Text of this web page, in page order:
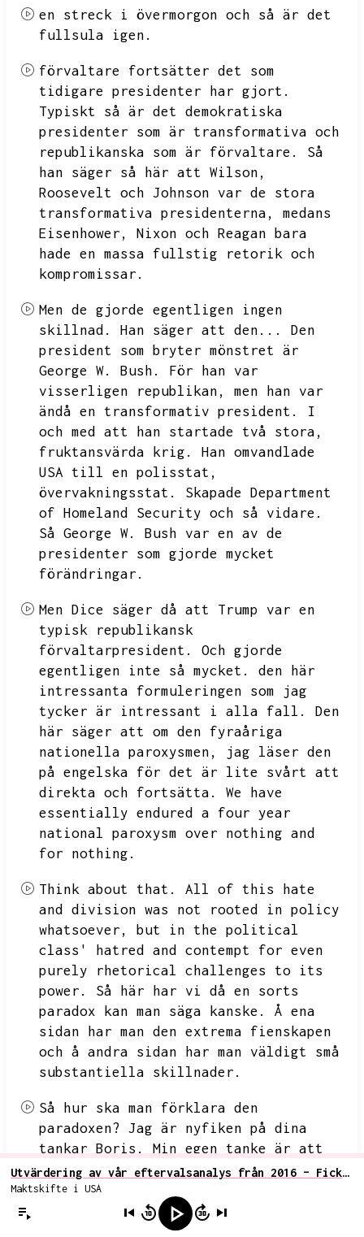
en streck i övermorgon och så är det
fullsula igen.
förvaltare fortsätter det som
tidigare presidenter har gjort.
Typiskt så är det demokratiska
presidenter som är transformativa och
republikanska som är förvaltare.
Så
han säger så här att Wilson,
Roosevelt och Johnson var de stora
transformativa presidenterna,
medans
Eisenhower,
Nixon och Reagan bara
hade en massa fullstig retorik och
kompromissar.
Men de gjorde egentligen ingen
skillnad.
Han säger att den...
Den
president som bryter mönstret är
George W.
Bush.
För han var
visserligen republikan,
men han var
ändå en transformativ president.
I
och med att han startade två stora,
fruktansvärda krig.
Han omvandlade
USA till en polisstat,
övervakningsstat.
Skapade Department
of Homeland Security och så vidare.
Så George W.
Bush var en av de
presidenter som gjorde mycket
förändringar.
Men Dice säger då att Trump var en
typisk republikansk
förvaltarpresident.
Och gjorde
egentligen inte så mycket.
den här
intressanta formuleringen som jag
tycker är intressant i alla fall.
Den
här säger att om den fyraåriga
nationella paroxysmen,
jag läser den
på engelska för det är lite svårt att
direkta och fortsätta.
We have
essentially endured a four year
national paroxysm over nothing and
for nothing.
Think about that.
All of this hate
and division was not rooted in policy
whatsoever,
but in the political
class'
hatred and contempt for even
purely rhetorical challenges to its
power.
Så här har vi då en sorts
paradox kan man säga kanske.
Å ena
sidan har man den extrema fienskapen
och å andra sidan har man väldigt små
substantiella skillnader.
Så hur ska man förklara den
paradoxen? Jag är nyfiken på dina
tankar Boris.
Min egen tanke är att
jag skulle säga att som en första
approximation så skulle jag säga att
det här visar hur starkt klassbaserad
den amerikanska politiken är.
Utvärdering av vår eftervalsanalys från 2016 – Fick vi rätt om Trump-eran?
Maktskifte i USA